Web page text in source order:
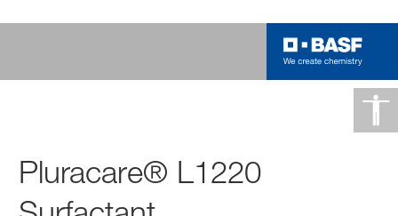
Pluracare® L1220